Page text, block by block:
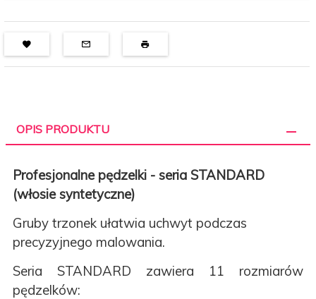
OPIS PRODUKTU
Profesjonalne pędzelki - seria STANDARD
(włosie syntetyczne)
Gruby trzonek ułatwia uchwyt podczas
precyzyjnego malowania.
Seria STANDARD zawiera 11 rozmiarów
pędzelków: